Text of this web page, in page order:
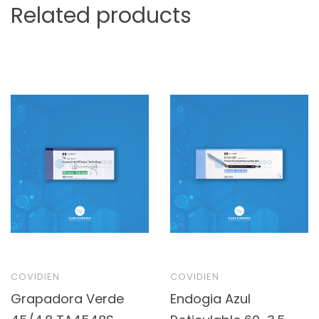
Related products
COVIDIEN
Grapadora Verde
COVIDIEN
Endogia Azul